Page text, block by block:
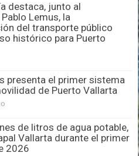
destaca, junto al
Lemus, la
del transporte público
histórico para Puerto
presenta el primer sistema
de Puerto Vallarta
de litros de agua potable,
Vallarta durante el primer
2026